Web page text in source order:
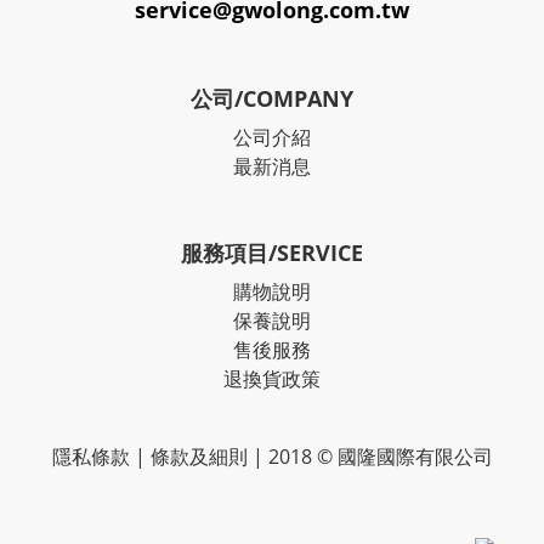
service@gwolong.com.tw
公司/COMPANY
公司介紹
最新消息
服務項目/SERVICE
購物說明
保養說明
售後服務
退換貨政策
隱私條款 | 條款及細則 | 2018 © 國隆國際有限公司